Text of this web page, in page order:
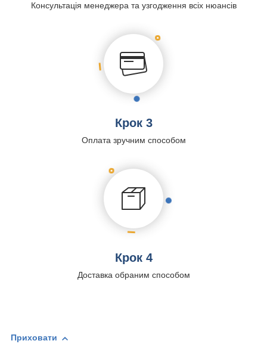
Консультація менеджера та узгодження всіх нюансів
Крок 3
Оплата зручним способом
Крок 4
Доставка обраним способом
Приховати